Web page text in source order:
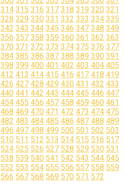
314 315 316 317 318 319 320 321
328 329 330 331 332 333 334 335
342 343 344 345 346 347 348 349
356 357 358 359 360 361 362 363
370 371 372 373 374 375 376 377
384 385 386 387 388 389 390 391
398 399 400 401 402 403 404 405
412 413 414 415 416 417 418 419
426 427 428 429 430 431 432 433
440 441 442 443 444 445 446 447
454 455 456 457 458 459 460 461
468 469 470 471 472 473 474 475
482 483 484 485 486 487 488 489
496 497 498 499 500 501 502 503
510 511 512 513 514 515 516 517
524 525 526 527 528 529 530 531
538 539 540 541 542 543 544 545
552 553 554 555 556 557 558 559
566 567 568 569 570 571 572